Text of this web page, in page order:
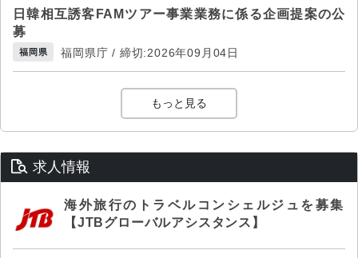
日韓相互誘客FAMツアー事業業務に係る企画提案の公
募
福岡県 福岡県庁 / 締切:2026年09月04日
もっと見る
求人情報
海外旅行のトラベルコンシェルジュを募集
【JTBグローバルアシスタンス】